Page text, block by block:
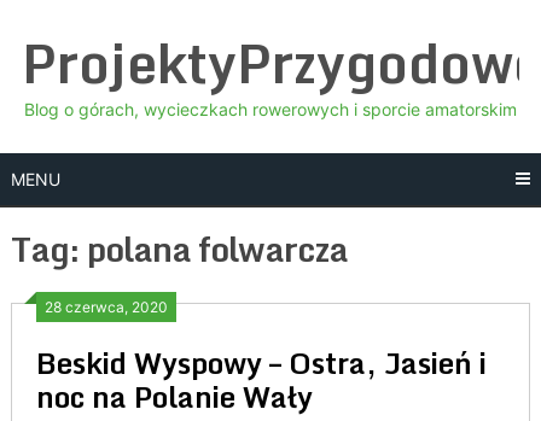
content
Blog o górach, wycieczkach rowerowych i sporcie amatorskim
MENU
Tag: polana folwarcza
28 czerwca, 2020
Beskid Wyspowy – Ostra, Jasień i
noc na Polanie Wały